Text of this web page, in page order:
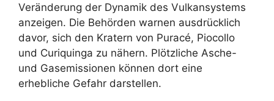
Veränderung der Dynamik des Vulkansystems
anzeigen. Die Behörden warnen ausdrücklich
davor, sich den Kratern von Puracé, Piocollo
und Curiquinga zu nähern. Plötzliche Asche-
und Gasemissionen können dort eine
erhebliche Gefahr darstellen.